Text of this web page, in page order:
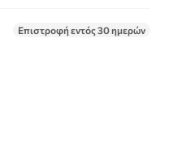
Επιστροφή εντός 30 ημερών